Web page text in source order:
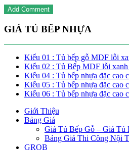
GIÁ TỦ BẾP NHỰA
Kiểu 01 : Tủ bếp gỗ MDF lỗi
Kiểu 02 : Tủ Bếp MDF lỗi
Kiểu 04 : Tủ bếp nhựa đặc cao
Kiểu 05 : Tủ bếp nhựa đặc cao
Kiểu 06 : Tủ bếp nhựa đặc cao
Giới Thiệu
Bảng Giá
Giá Tủ Bếp Gỗ – Giá Tủ
Bảng Giá Thi Công Nội
GROB